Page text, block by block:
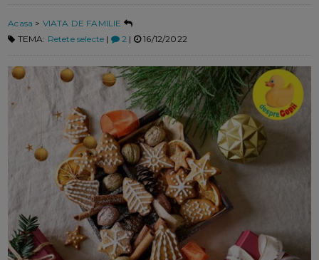
Acasa > VIATA DE FAMILIE
TEMA: Retete selecte | 2 | 16/12/2022